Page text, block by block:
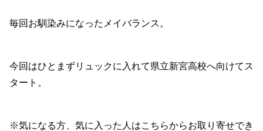
毎回お馴染みになったメイバランス。
今回はひとまずリュックに入れて県立新宮高校へ向けてス
タート。
※気になる方、気に入った人はこちらからお取り寄せでき